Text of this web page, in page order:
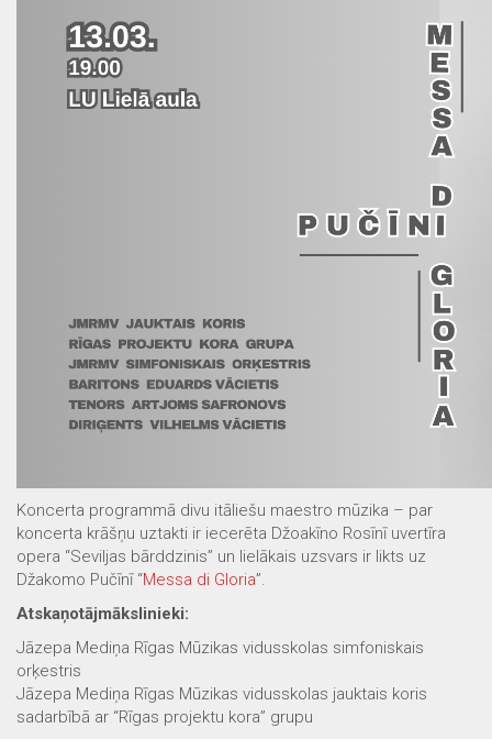
Koncerta programmā divu itāliešu maestro mūzika – par
koncerta krāšņu uztakti ir iecerēta Džoakīno Rosīnī uvertīra
opera “Seviljas bārddzinis” un lielākais uzsvars ir likts uz
Džakomo Pučīnī “Messa di Gloria”.
Atskaņotājmākslinieki:
Jāzepa Mediņa Rīgas Mūzikas vidusskolas simfoniskais
orķestris
Jāzepa Mediņa Rīgas Mūzikas vidusskolas jauktais koris
sadarbībā ar “Rīgas projektu kora” grupu